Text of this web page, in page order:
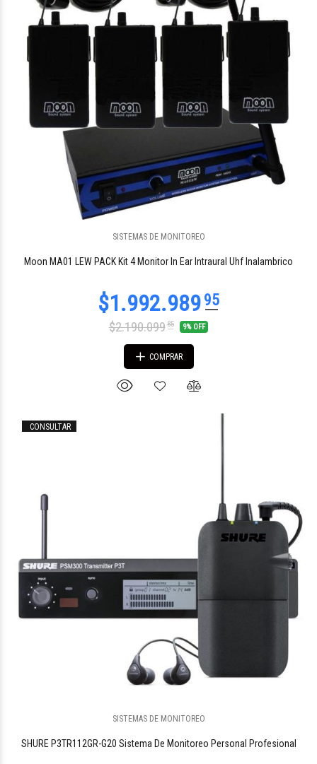
SISTEMAS DE MONITOREO
Moon MA01 LEW PACK Kit 4 Monitor In Ear Intraural Uhf Inalambrico
$2.190.09985 9% OFF
COMPRAR
CONSULTAR
SISTEMAS DE MONITOREO
SHURE P3TR112GR-G20 Sistema De Monitoreo Personal Profesional